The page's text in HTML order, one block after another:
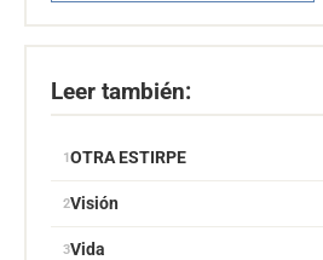
Leer también:
OTRA ESTIRPE
Visión
Vida